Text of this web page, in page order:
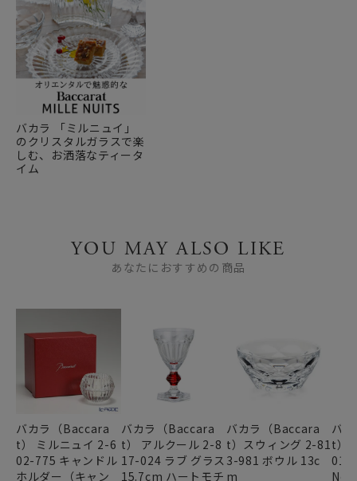
バカラ 「ミルニュイ」
のクリスタルガラスで楽
しむ、お洒落なティータ
イム
YOU MAY ALSO LIKE
あなたにおすすめの商品
バカラ（Baccara
t） ミルニュイ 2-6
02-775 キャンドル
ホルダー（キャン
バカラ（Baccara
t） アルクール 2-8
17-024 ラブ グラス
15.7cm ハートモチ
バカラ（Baccara
t）スウィング 2-81
3-981 ボウル 13c
m
バ
t）
01-